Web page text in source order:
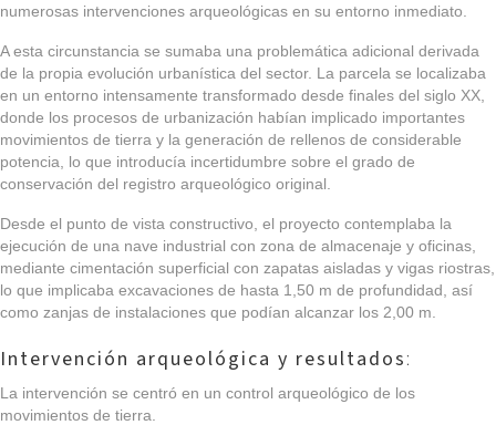
numerosas intervenciones arqueológicas en su entorno inmediato.
A esta circunstancia se sumaba una problemática adicional derivada
de la propia evolución urbanística del sector. La parcela se localizaba
en un entorno intensamente transformado desde finales del siglo XX,
donde los procesos de urbanización habían implicado importantes
movimientos de tierra y la generación de rellenos de considerable
potencia, lo que introducía incertidumbre sobre el grado de
conservación del registro arqueológico original.
Desde el punto de vista constructivo, el proyecto contemplaba la
ejecución de una nave industrial con zona de almacenaje y oficinas,
mediante cimentación superficial con zapatas aisladas y vigas riostras,
lo que implicaba excavaciones de hasta 1,50 m de profundidad, así
como zanjas de instalaciones que podían alcanzar los 2,00 m.
Intervención arqueológica y resultados:
La intervención se centró en un control arqueológico de los
movimientos de tierra.